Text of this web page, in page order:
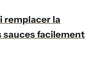
remplacer la
sauces facilement